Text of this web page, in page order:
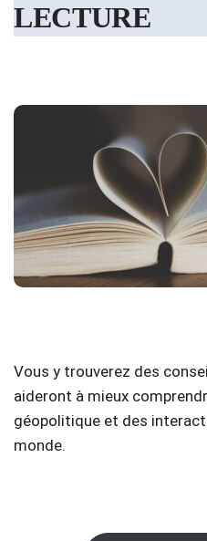
LECTURE
Vous y trouverez des
aideront à mieux
géopolitique et des
monde.